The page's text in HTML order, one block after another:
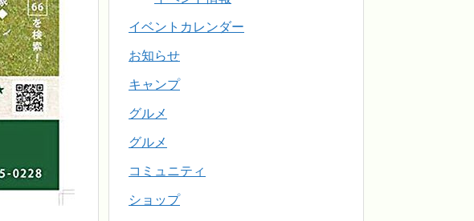
イベントカレンダー
お知らせ
キャンプ
グルメ
グルメ
コミュニティ
ショップ